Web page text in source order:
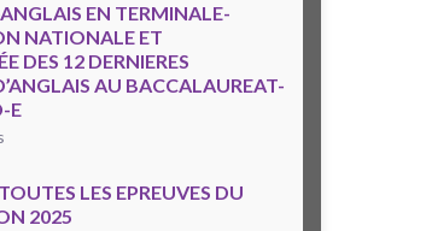
EN TERMINALE-
NATIONALE ET
DES 12 DERNIERES
AU BACCALAUREAT-
E
LES EPREUVES DU
2025